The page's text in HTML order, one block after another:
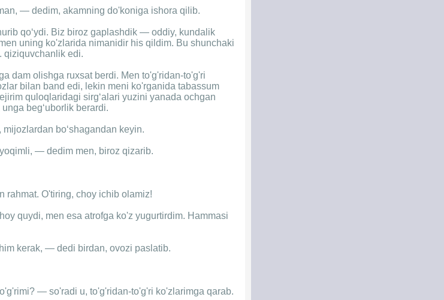
— dedim, akamning do'koniga ishora qilib.
qo‘ydi. Biz biroz gaplashdik — oddiy, kundalik
uning ko'zlarida nimanidir his qildim. Bu shunchaki
qiziquvchanlik edi.
dam olishga ruxsat berdi. Men to'g'ridan-to'g'ri
bilan band edi, lekin meni ko'rganida tabassum
quloqlaridagi sirg‘alari yuzini yanada ochgan
beg‘uborlik berardi.
bo‘shagandan keyin.
— dedim men, biroz qizarib.
O'tiring, choy ichib olamiz!
quydi, men esa atrofga ko'z yugurtirdim. Hammasi
kerak, — dedi birdan, ovozi paslatib.
— so'radi u, to'g'ridan-to'g'ri ko'zlarimga qarab.